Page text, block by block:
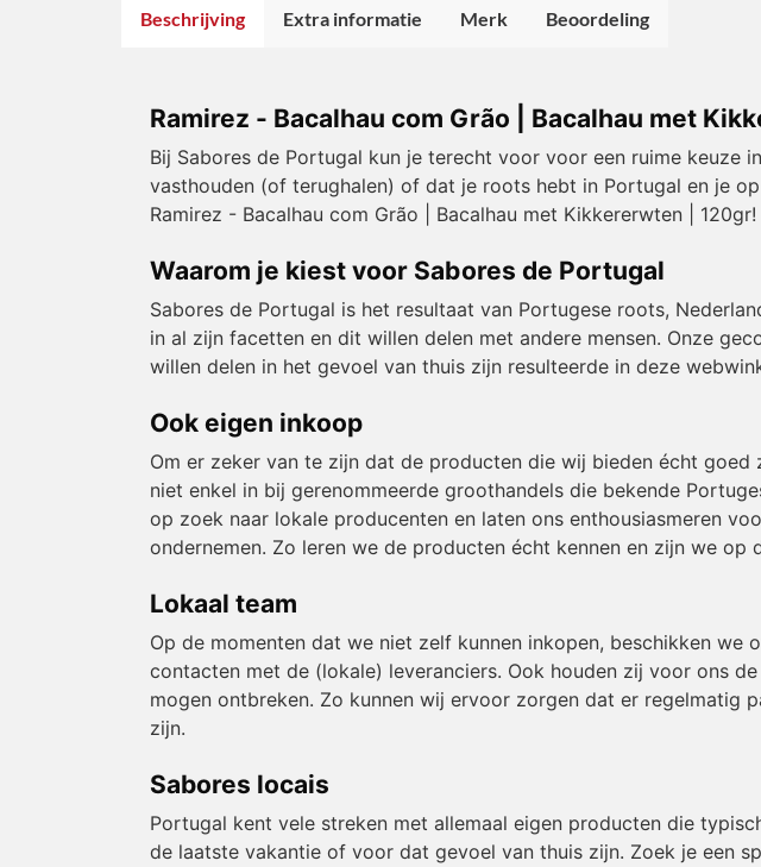
Beschrijving Extra informatie Merk Beoordeling
Ramirez - Bacalhau com Grão | Bacalhau met
Bij Sabores de Portugal kun je terecht voor voor een ruime
vasthouden (of terughalen) of dat je roots hebt in Portugal en je
Ramirez - Bacalhau com Grão | Bacalhau met Kikkererwten | 120gr!
Waarom je kiest voor Sabores de Portugal
Sabores de Portugal is het resultaat van Portugese roots,
in al zijn facetten en dit willen delen met andere mensen. Onze
willen delen in het gevoel van thuis zijn resulteerde in deze
Ook eigen inkoop
Om er zeker van te zijn dat de producten die wij bieden écht
niet enkel in bij gerenommeerde groothandels die bekende
op zoek naar lokale producenten en laten ons enthousiasmeren
ondernemen. Zo leren we de producten écht kennen en zijn we
Lokaal team
Op de momenten dat we niet zelf kunnen inkopen, beschikken we
contacten met de (lokale) leveranciers. Ook houden zij voor ons
mogen ontbreken. Zo kunnen wij ervoor zorgen dat er
zijn.
Sabores locais
Portugal kent vele streken met allemaal eigen producten die
de laatste vakantie of voor dat gevoel van thuis zijn. Zoek je een